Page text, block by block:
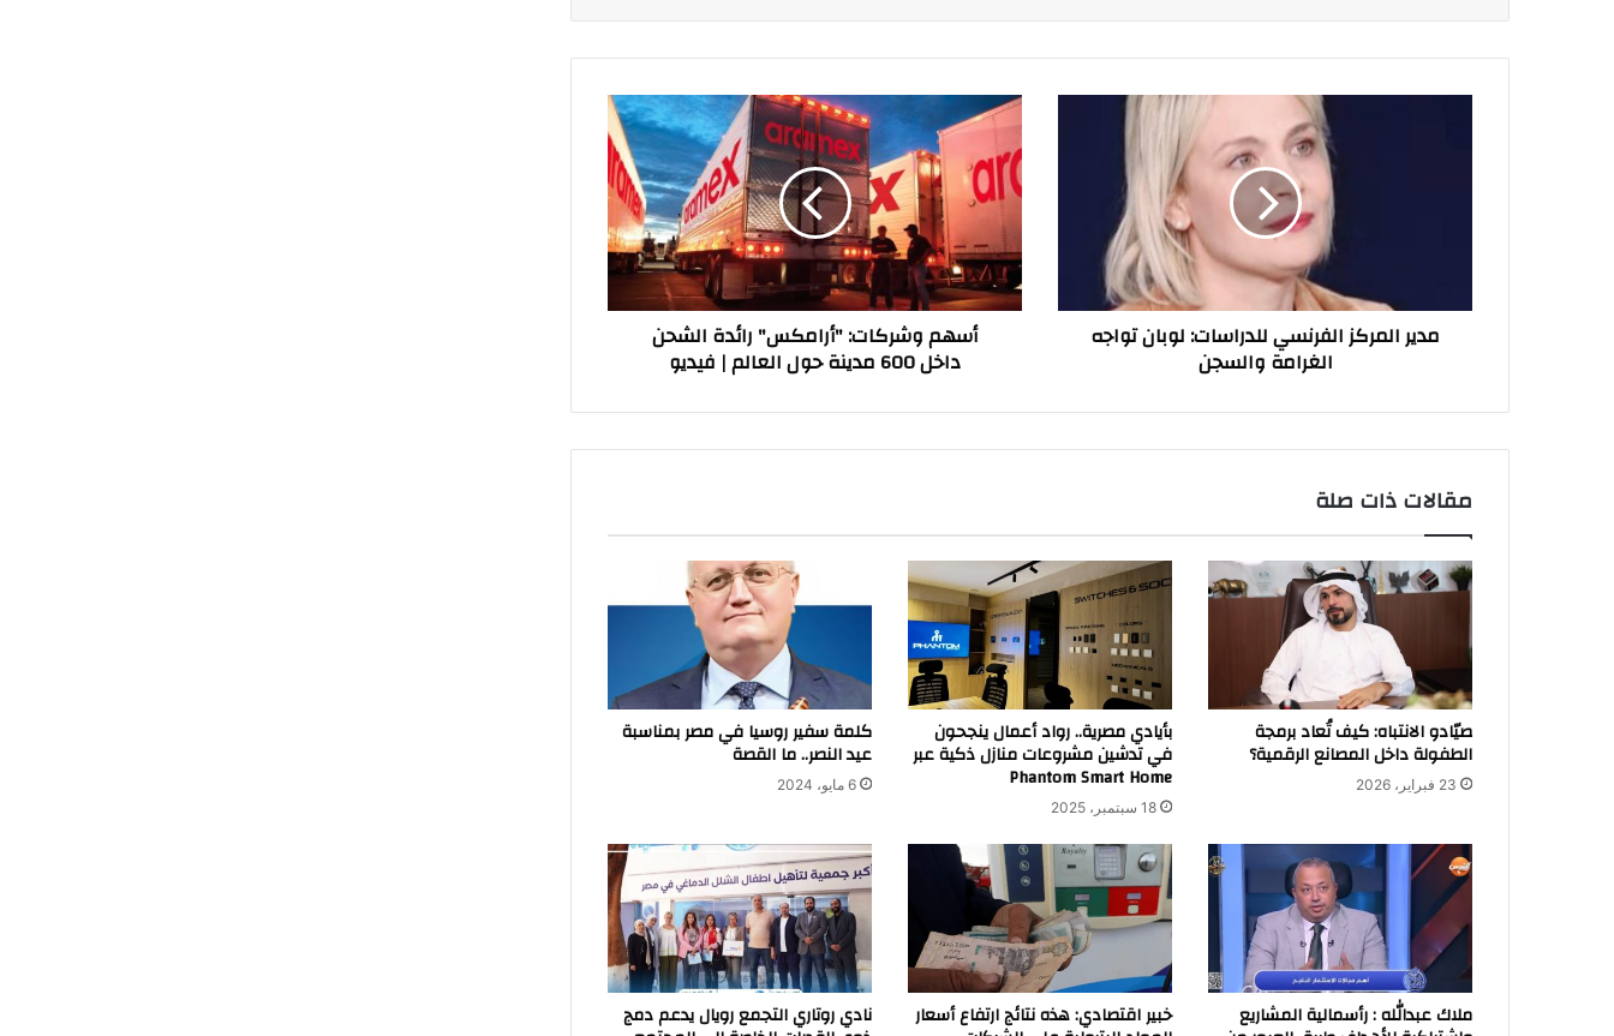
مدير المركز الفرنسي للدراسات: لوبان تواجه
الغرامة والسجن
أسهم
وشركات:
"أرامكس"
رائدة
الشحن
داخل
600
مدينة
حول
أسهم وشركات: "أرامكس" رائدة الشحن
داخل 600 مدينة حول العالم | فيديو
مقالات ذات صلة
صيّادو الانتباه: كيف تُعاد برمجة
الطفولة داخل المصانع الرقمية؟
23 فبراير، 2026
بأيادي مصرية.. رواد أعمال ينجحون
في تدشين مشروعات منازل ذكية عبر
Phantom Smart Home
18 سبتمبر، 2025
كلمة سفير روسيا في مصر بمناسبة
عيد النصر.. ما القصة
6 مايو، 2024
ملاك عبدالله : رأسمالية المشاريع خبير اقتصادي: هذه نتائج ارتفاع أسعار نادي روتاري التجمع رويال يدعم دمج